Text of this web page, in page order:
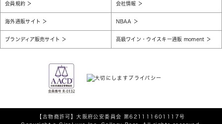
会員規約 会社情報
海外通販サイト NBAA
ブランディア販売サイト 高級ワイン・ウイスキー通販 moment
【古物商許可】大阪府公安委員会 第621111601117号